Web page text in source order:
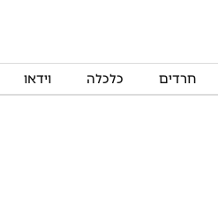
חרדים כלכלה וידאו